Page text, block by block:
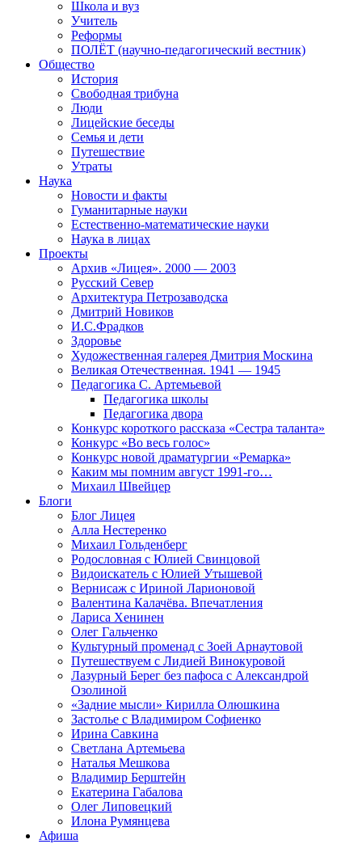
Школа и вуз
Учитель
Реформы
ПОЛЁТ (научно-педагогический вестник)
Общество
История
Свободная трибуна
Люди
Лицейские беседы
Семья и дети
Путешествие
Утраты
Наука
Новости и факты
Гуманитарные науки
Естественно-математические науки
Наука в лицах
Проекты
Архив «Лицея». 2000 — 2003
Русский Север
Архитектура Петрозаводска
Дмитрий Новиков
И.С.Фрадков
Здоровье
Художественная галерея Дмитрия Москина
Великая Отечественная. 1941 — 1945
Педагогика С. Артемьевой
Педагогика школы
Педагогика двора
Конкурс короткого рассказа «Сестра таланта»
Конкурс «Во весь голос»
Конкурс новой драматургии «Ремарка»
Каким мы помним август 1991-го…
Михаил Швейцер
Блоги
Блог Лицея
Алла Нестеренко
Михаил Гольденберг
Родословная с Юлией Свинцовой
Видоискатель с Юлией Утышевой
Вернисаж с Ириной Ларионовой
Валентина Калачёва. Впечатления
Лариса Хенинен
Олег Гальченко
Культурный променад с Зоей Арнаутовой
Путешествуем с Лидией Винокуровой
Лазурный Берег без пафоса с Александрой
Озолиной
«Задние мысли» Кирилла Олюшкина
Застолье с Владимиром Софиенко
Ирина Савкина
Светлана Артемьева
Наталья Мешкова
Владимир Берштейн
Екатерина Габалова
Олег Липовецкий
Илона Румянцева
Афиша